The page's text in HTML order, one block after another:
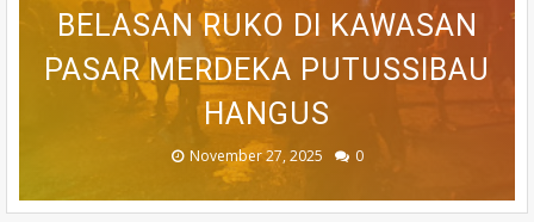
DILAPORKAN HILANG SAAT
MEMANCING DITEMUKAN
MENINGGAL DUNIA
July 05, 2026 0
BELASAN RUKO DI KAWASAN
PASAR MERDEKA PUTUSSIBAU
HANGUS
November 27, 2025 0
PEDULI KORBAN KEBAKARAN,
KORAMIL BADAU BERI
BANTUAN
March 26, 2025 0
BELASAN TOKO PAKAIAN DI
PUTUSSIBAU LUDES DILALAP
API
March 13, 2025 0
SEMPAT SEKARAT, H AKHIRNYA
TEWAS SETELAH 'DIHAKIMI'
MASSA
February 18, 2025 0